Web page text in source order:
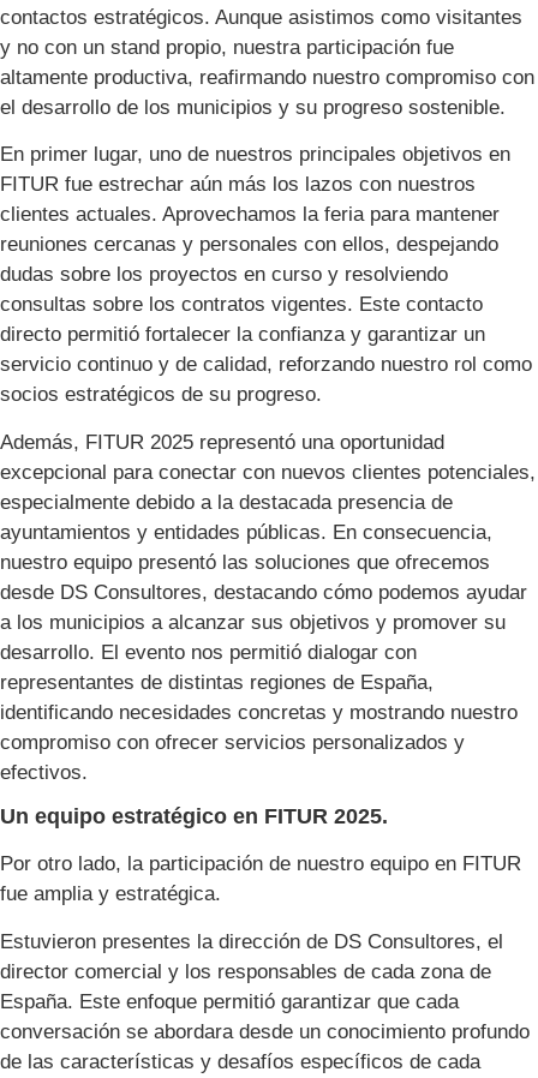
contactos estratégicos. Aunque asistimos como visitantes
y no con un stand propio, nuestra participación fue
altamente productiva, reafirmando nuestro compromiso con
el desarrollo de los municipios y su progreso sostenible.
En primer lugar, uno de nuestros principales objetivos en
FITUR fue estrechar aún más los lazos con nuestros
clientes actuales. Aprovechamos la feria para mantener
reuniones cercanas y personales con ellos, despejando
dudas sobre los proyectos en curso y resolviendo
consultas sobre los contratos vigentes. Este contacto
directo permitió fortalecer la confianza y garantizar un
servicio continuo y de calidad, reforzando nuestro rol como
socios estratégicos de su progreso.
Además, FITUR 2025 representó una oportunidad
excepcional para conectar con nuevos clientes potenciales,
especialmente debido a la destacada presencia de
ayuntamientos y entidades públicas. En consecuencia,
nuestro equipo presentó las soluciones que ofrecemos
desde DS Consultores, destacando cómo podemos ayudar
a los municipios a alcanzar sus objetivos y promover su
desarrollo. El evento nos permitió dialogar con
representantes de distintas regiones de España,
identificando necesidades concretas y mostrando nuestro
compromiso con ofrecer servicios personalizados y
efectivos.
Un equipo estratégico en FITUR 2025.
Por otro lado, la participación de nuestro equipo en FITUR
fue amplia y estratégica.
Estuvieron presentes la dirección de DS Consultores, el
director comercial y los responsables de cada zona de
España. Este enfoque permitió garantizar que cada
conversación se abordara desde un conocimiento profundo
de las características y desafíos específicos de cada